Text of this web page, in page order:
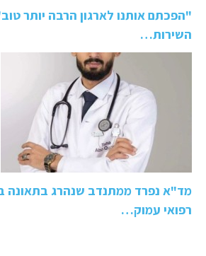
"הפכתם אותנו לארגון הרבה יותר
השירות…
רפואי עמוק…